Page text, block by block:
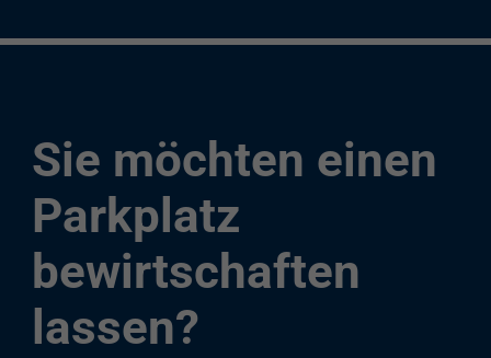
Sie möchten einen
Parkplatz
bewirtschaften
lassen?